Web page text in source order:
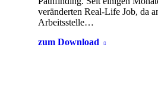
veränderten Real-Life Job, da
Arbeitsstelle…
zum Download